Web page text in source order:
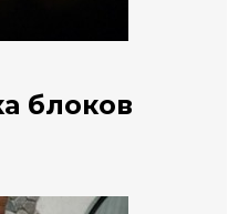
блоков